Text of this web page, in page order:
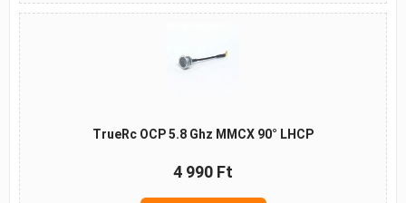
TrueRc OCP 5.8 Ghz MMCX 90° LHCP
4 990 Ft